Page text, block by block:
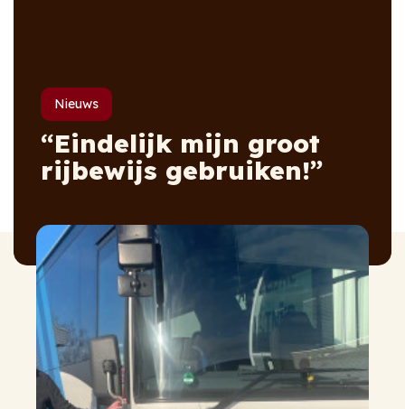
Nieuws
“Eindelijk mijn groot
rijbewijs gebruiken!”